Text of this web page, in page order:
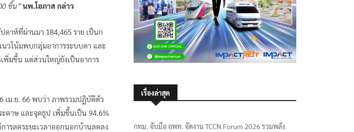
ชิ้น” นพ.โอภาส กล่าว
าห์ที่ผ่านมา 184,465 ราย เป็นก
นวโน้มพบกลุ่มอาการระบบตา และ
พิ่มขึ้น แต่ส่วนใหญ่ยังเป็นอาการ
เม.ย. 66 พบว่า ภาพรวมปฏิบัติตัว
ดาษ และจุดธูป เพิ่มขึ้นเป็น 94.6%
ารลดระยะเวลาออกนอกบ้านลดลง
เรื่องล่าสุด
กทม. จับมือ อพท. จัดงาน TCCN Forum 2026 รวมพลัง